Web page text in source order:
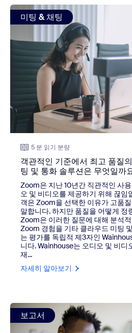
view: 객관적인 기준에서 최고 품
미팅 & 채팅
5 분 읽기 분량
객관적인 기준에서 최고 품질
팅 및 통화 솔루션은 무엇일까
Zoom은 지난 10년간 직관적인 사
오 및 비디오를 제공하기 위해 끊임
객은 Zoom을 선택한 이유가 고품
말합니다. 하지만 품질을 어떻게 정
Zoom은 이러한 질문에 대해 분석
Zoom 경험을 기타 클라우드 미팅
는 평가를 독립적 제3자인
니다. Wainhouse는 오디오 및 비디
재...
자세히 알아보기
view: 설문조사 결과, 임원진도
보고서